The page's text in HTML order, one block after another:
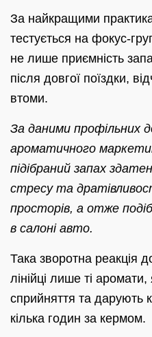
За найкращими
тестується на фокус-
не лише приємність
після довгої поїздки,
втоми.
За даними профільних
ароматичного
підібраний запах
стресу та
просторів, а отже
в салоні авто.
Така зворотна реакція
лінійці лише ті
сприйняття та дарують
кілька годин за кермом.